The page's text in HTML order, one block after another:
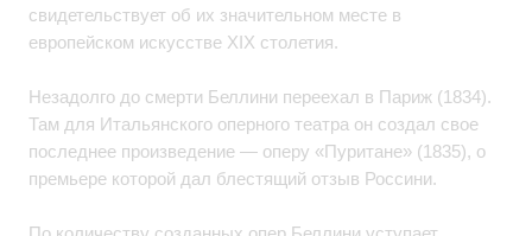
свидетельствует об их значительном месте в
европейском искусстве XIX столетия.
Незадолго до смерти Беллини переехал в Париж (1834).
Там для Итальянского оперного театра он создал свое
последнее произведение — оперу «Пуритане» (1835), о
премьере которой дал блестящий отзыв Россини.